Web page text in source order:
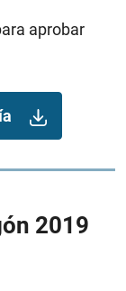
aprobar
2019